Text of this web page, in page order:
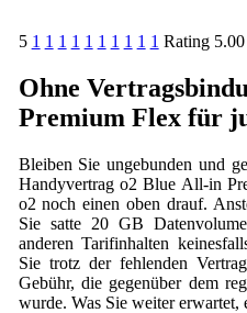
5 1 1 1 1 1 1 1 1 1 1 Rating
Ohne
Premium Flex für
Bleiben Sie ungebunden und
Handyvertrag o2 Blue All-in
o2 noch einen oben drauf.
Sie satte 20 GB
anderen Tarifinhalten
Sie trotz der fehlenden
Gebühr, die gegenüber dem
wurde. Was Sie weiter erwartet,